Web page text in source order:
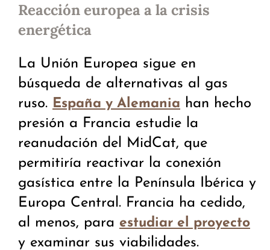
Reacción europea a la crisis
energética
La Unión Europea sigue en
búsqueda de alternativas al gas
ruso. España y Alemania han hecho
presión a Francia estudie la
reanudación del MidCat, que
permitiría reactivar la conexión
gasística entre la Península Ibérica y
Europa Central. Francia ha cedido,
al menos, para estudiar el proyecto
y examinar sus viabilidades.